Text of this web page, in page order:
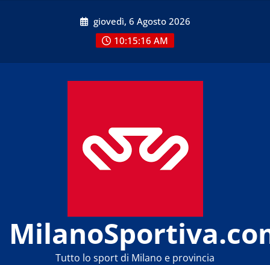
giovedì, 6 Agosto 2026
10:15:16 AM
Tutto lo sport di Milano e provincia